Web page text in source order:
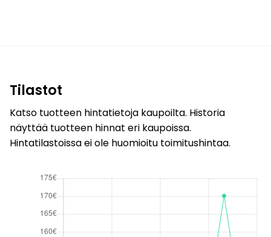
Tilastot
Katso tuotteen hintatietoja kaupoilta. Historia
näyttää tuotteen hinnat eri kaupoissa.
Hintatilastoissa ei ole huomioitu toimitushintaa.